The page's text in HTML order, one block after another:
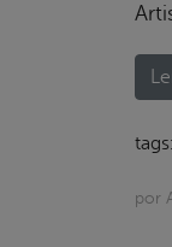
tags:
por